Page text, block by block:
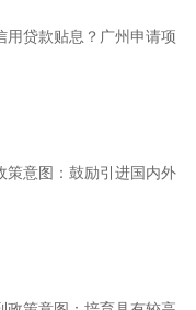
用贷款贴息？广州申请项
策意图：鼓励引进国内外